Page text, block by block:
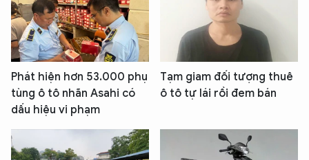
Phát hiện hơn 53.000 phụ
tùng ô tô nhãn Asahi có
dấu hiệu vi phạm
Tạm giam đối tượng thuê
ô tô tự lái rồi đem bán